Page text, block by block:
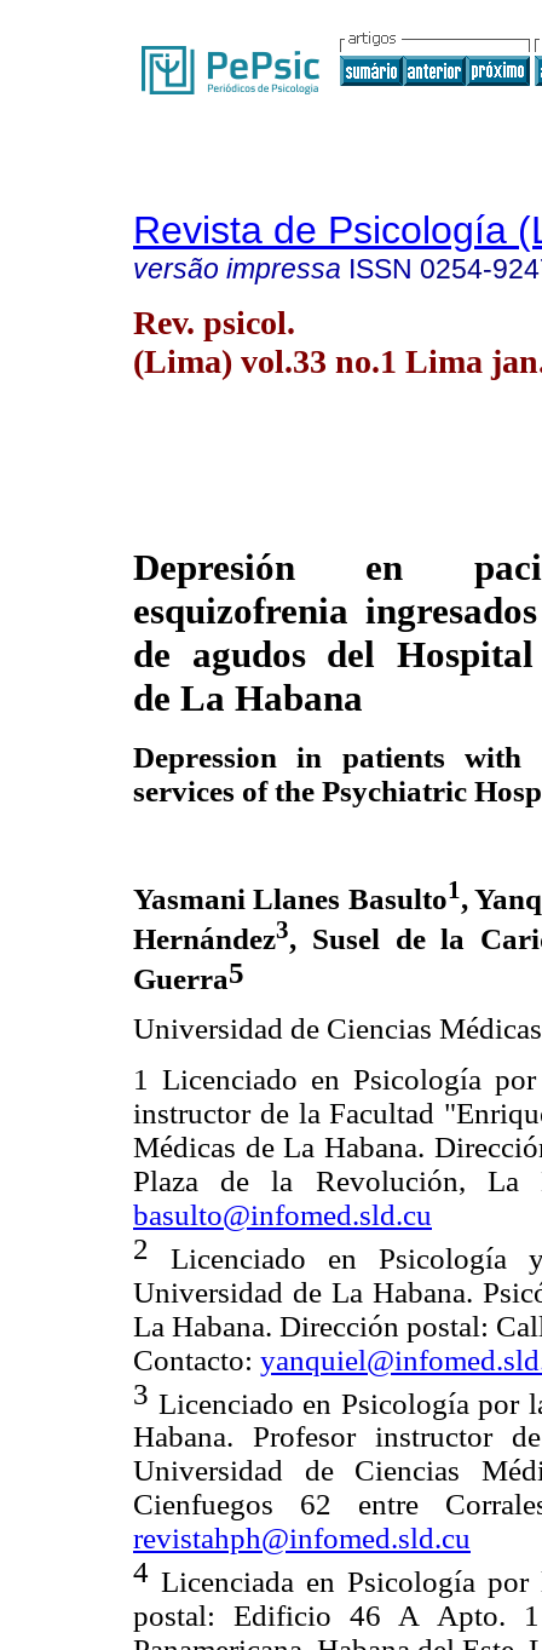
Revista de Psicología
versão impressa ISSN 0254-
Rev. psicol.
(Lima) vol.33 no.1 Lima
Depresión en
esquizofrenia
de agudos del
de La Habana
Depression in patients with
services of the Psychiatric
Yasmani Llanes Basulto1,
Hernández3, Susel de la
Guerra5
Universidad de Ciencias
1Licenciado en Psicología
instructor de la Facultad
Médicas de La Habana.
Plaza de la Revolución, La
basulto@infomed.sld.cu
2 Licenciado en Psicología
Universidad de La Habana.
La Habana. Dirección postal:
Contacto:
3 Licenciado en Psicología por
Habana. Profesor instructor
Universidad de Ciencias
Cienfuegos 62 entre
revistahph@infomed.sld.cu
4 Licenciada en Psicología
postal: Edificio 46 A Apto.